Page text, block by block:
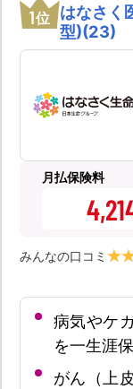
1位
はなさく
型)(23)
月払保険料
みんなの口コミ
病気やケ
を一生涯
がん（上